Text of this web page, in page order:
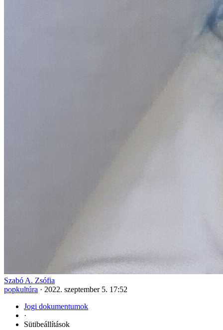
Szabó A. Zsófia
popkultúra · 2022. szeptember 5. 17:52
Jogi dokumentumok
·
Sütibeállítások